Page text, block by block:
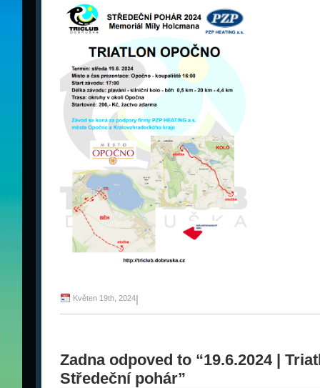
Květen 19th, 2024|
Zadna odpoved to “19.6.2024 |
Středeční pohár”